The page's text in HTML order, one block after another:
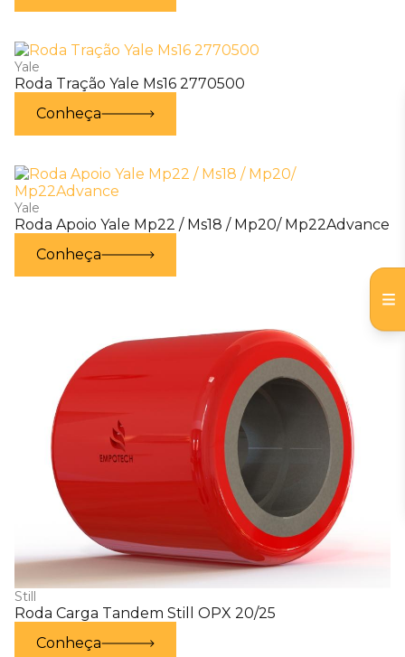
Yale
Roda Tração Yale Ms16 2770500
Conheça
Yale
Roda Apoio Yale Mp22 / Ms18 / Mp20/ Mp22Advance
Conheça
Still
Roda Carga Tandem Still OPX 20/25
Conheça